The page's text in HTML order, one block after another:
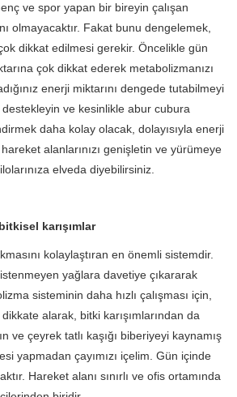
ve spor yapan bir bireyin çalışan
olmayacaktır. Fakat bunu dengelemek,
dikkat edilmesi gerekir. Öncelikle gün
çok dikkat ederek metabolizmanızı
enerji miktarını dengede tutabilmeyi
ve kesinlikle abur cubura
daha kolay olacak, dolayısıyla enerji
alanlarınızı genişletin ve yürümeye
elveda diyebilirsiniz.
karışımlar
kolaylaştıran en önemli sistemdir.
yağlara davetiye çıkararak
sisteminin daha hızlı çalışması için,
alarak, bitki karışımlarından da
ve çeyrek tatlı kaşığı biberiyeyi kaynamış
yapmadan çayımızı içelim. Gün içinde
Hareket alanı sınırlı ve ofis ortamında